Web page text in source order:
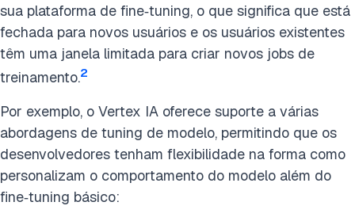
sua plataforma de fine‑tuning, o que significa que está
fechada para novos usuários e os usuários existentes
têm uma janela limitada para criar novos jobs de
treinamento.2
Por exemplo, o Vertex IA oferece suporte a várias
abordagens de tuning de modelo, permitindo que os
desenvolvedores tenham flexibilidade na forma como
personalizam o comportamento do modelo além do
fine‑tuning básico: